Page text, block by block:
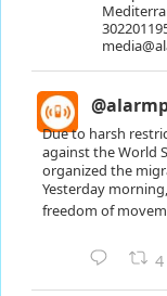
Due to harsh
against the World
organized the
Yesterday
freedom of
4